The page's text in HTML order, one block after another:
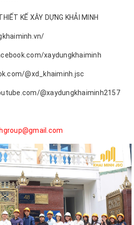
KẾ XÂY DỰNG KHẢI MINH
xaydungkhaiminh
@xd_khaiminh.jsc
@xaydungkhaiminh2157